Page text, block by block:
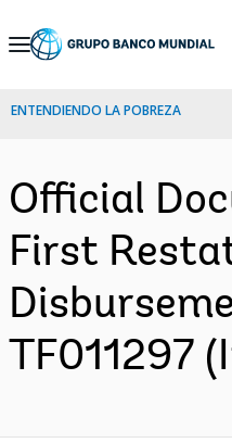
Skip
Navigation
ENTENDIENDO LA POBREZA
Official
First
TF011297